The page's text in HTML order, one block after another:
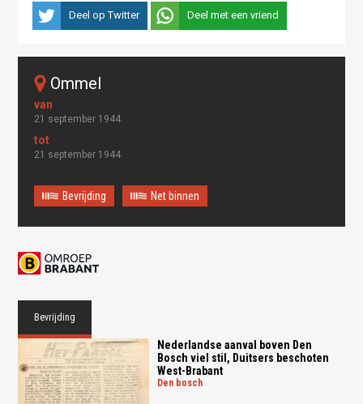
Deel op Twitter Deel met een vriend
Ommel
21 september 1944
21 september 1944
Bevrijding Net binnen
Bevrijding
Nederlandse aanval boven Den
Bosch viel stil, Duitsers beschoten
West-Brabant
den bosch